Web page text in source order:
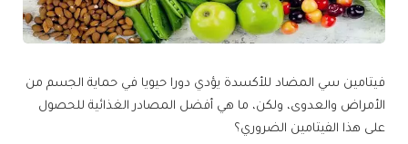
فيتامين سي المضاد للأكسدة يؤدي دورا حيويا في حماية الجسم من
الأمراض والعدوى، ولكن، ما هي أفضل المصادر الغذائية للحصول
على هذا الفيتامين الضروري؟